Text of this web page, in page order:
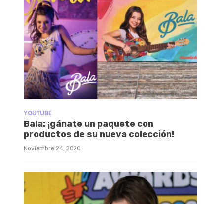
YOUTUBE
Bala: ¡gánate un paquete con
productos de su nueva colección!
Noviembre 24, 2020